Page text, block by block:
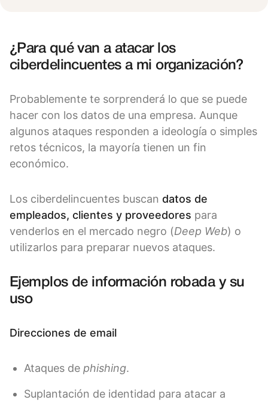
¿Para qué van a atacar los
ciberdelincuentes a mi organización?
Probablemente te sorprenderá lo que se puede
hacer con los datos de una empresa. Aunque
algunos ataques responden a ideología o simples
retos técnicos, la mayoría tienen un fin
económico.
Los ciberdelincuentes buscan datos de
empleados, clientes y proveedores para
venderlos en el mercado negro (Deep Web) o
utilizarlos para preparar nuevos ataques.
Ejemplos de información robada y su
uso
Direcciones de email
Ataques de phishing.
Suplantación de identidad para atacar a